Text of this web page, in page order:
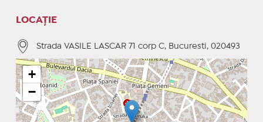
LOCAȚIE
Strada VASILE LASCAR 71 corp C, Bucuresti, 020493
+
−